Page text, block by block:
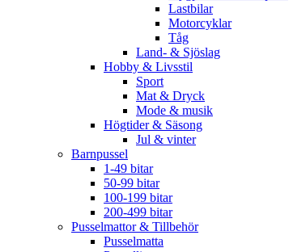
Lastbilar
Motorcyklar
Tåg
Land- & Sjöslag
Hobby & Livsstil
Sport
Mat & Dryck
Mode & musik
Högtider & Säsong
Jul & vinter
Barnpussel
1-49 bitar
50-99 bitar
100-199 bitar
200-499 bitar
Pusselmattor & Tillbehör
Pusselmatta